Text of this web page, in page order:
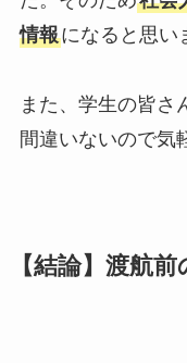
情報になると思い
また、学生の皆さ
間違いないので気
【結論】渡航